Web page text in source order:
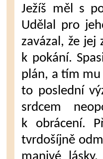
Ježíš měl s
Udělal pro
zavázal, že jej
k pokání.
plán, a tím mu
to poslední
srdcem
k obrácení.
tvrdošíjně